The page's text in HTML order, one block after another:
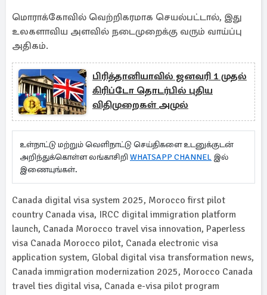
மொராக்கோவில் வெற்றிகரமாக செயல்பட்டால், இது
உலகளாவிய அளவில் நடைமுறைக்கு வரும் வாய்ப்பு
அதிகம்.
பிரித்தானியாவில் ஜனவரி 1 முதல்
கிரிப்டோ தொடர்பில் புதிய
விதிமுறைகள் அமுல்
உள்நாட்டு மற்றும் வெளிநாட்டு செய்திகளை உடனுக்குடன்
அறிந்துக்கொள்ள லங்காசிறி WHATSAPP CHANNEL இல்
இணையுங்கள்.
Canada digital visa system 2025, Morocco first pilot
country Canada visa, IRCC digital immigration platform
launch, Canada Morocco travel visa innovation, Paperless
visa Canada Morocco pilot, Canada electronic visa
application system, Global digital visa transformation news,
Canada immigration modernization 2025, Morocco Canada
travel ties digital visa, Canada e-visa pilot program